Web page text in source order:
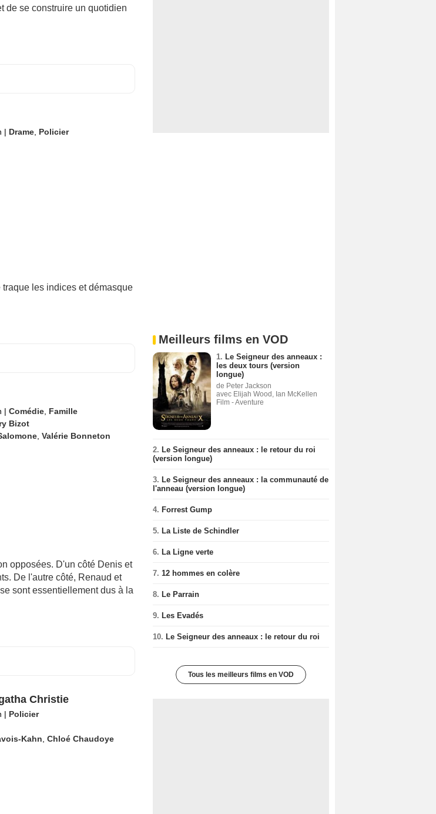
de se construire un quotidien
| Drame, Policier
les indices et démasque
| Comédie, Famille
Bizot
, Valérie Bonneton
opposées. D'un côté Denis et
De l'autre côté, Renaud et
sont essentiellement dus à la
Christie
| Policier
Kahn Chloé Chaudoye
Meilleurs films en VOD
1. Le Seigneur des anneaux :
les deux tours (version
longue)
de Peter Jackson
avec Elijah Wood, Ian McKellen
Film - Aventure
2. Le Seigneur des anneaux : le retour du roi
(version longue)
3. Le Seigneur des anneaux : la communauté de
l'anneau (version longue)
4. Forrest Gump
5. La Liste de Schindler
6. La Ligne verte
7. 12 hommes en colère
8. Le Parrain
9. Les Evadés
10. Le Seigneur des anneaux : le retour du roi
Tous les meilleurs films en VOD